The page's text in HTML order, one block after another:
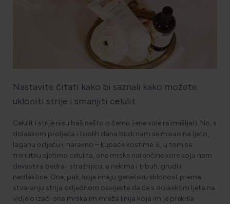
HOLISTIČKA NJEGA KOŽE
ZLATNI ELIKSIR MEDITERANA: ZAŠTO NAŠA KOŽA
DANA NA PLAŽI?
NJEGA TIJELA NAKON SUNČANJA: ZAŠTO NE BISMO
TREBALI ZABORAVITI KOŽU ISPOD VRATA?
Nastavite čitati kako bi saznali kako možete
ukloniti strije i smanjiti celulit
Celulit i strije nisu baš nešto o čemu žene vole razmišljati. No, s
dolaskom proljeća i toplih dana budi nam se misao na ljeto,
laganu odjeću i, naravno – kupaće kostime. E, u tom se
trenutku sjetimo celulita, one mrske narančine kore koja nam
devastira bedra i stražnjicu, a nekima i trbuh, grudi i
nadlaktice. One, pak, koje imaju genetsku sklonost prema
stvaranju strija odjednom osvijeste da će s dolaskom ljeta na
vidjelo izaći ona mrska im mreža linija koja im je prekrila